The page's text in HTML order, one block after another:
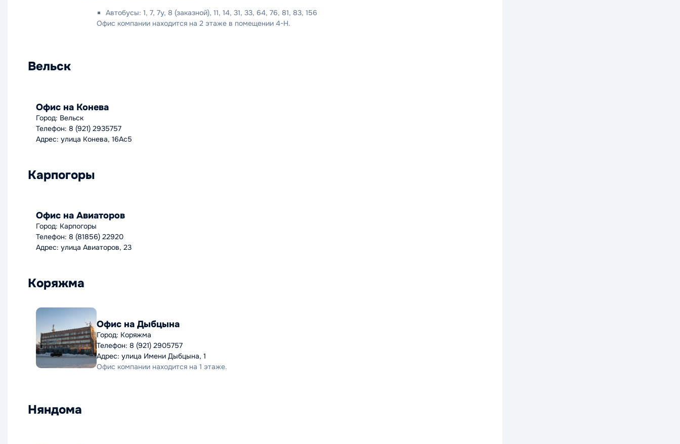
Автобусы: 1, 7, 7у, 8 (заказной), 11, 14, 31, 33, 64, 76, 81, 83, 156
Офис компании находится на 2 этаже в помещении 4-Н.
Вельск
Офис на Конева
Город: Вельск
Телефон: 8 (921) 2935757
Адрес: улица Конева, 16Ас5
Карпогоры
Офис на Авиаторов
Город: Карпогоры
Телефон: 8 (81856) 22920
Адрес: улица Авиаторов, 23
Коряжма
Офис на Дыбцына
Город: Коряжма
Телефон: 8 (921) 2905757
Адрес: улица Имени Дыбцына, 1
Офис компании находится на 1 этаже.
Няндома